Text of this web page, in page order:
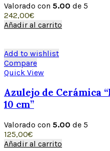
Valorado con 5.00 de 5
242,00€
Añadir al carrito
Add to wishlist
Compare
Quick View
Azulejo de Cerámica
10 cm”
Valorado con 5.00 de 5
125,00€
Añadir al carrito